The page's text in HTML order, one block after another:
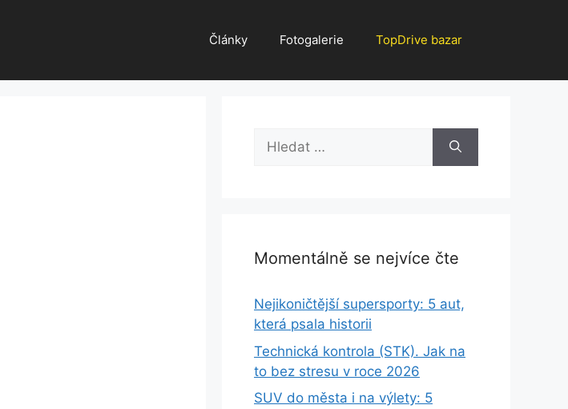
Články Fotogalerie TopDrive bazar
Hledat:
Momentálně se nejvíce čte
Nejikoničtější supersporty: 5 aut,
která psala historii
Technická kontrola (STK). Jak na
to bez stresu v roce 2026
SUV do města i na výlety: 5